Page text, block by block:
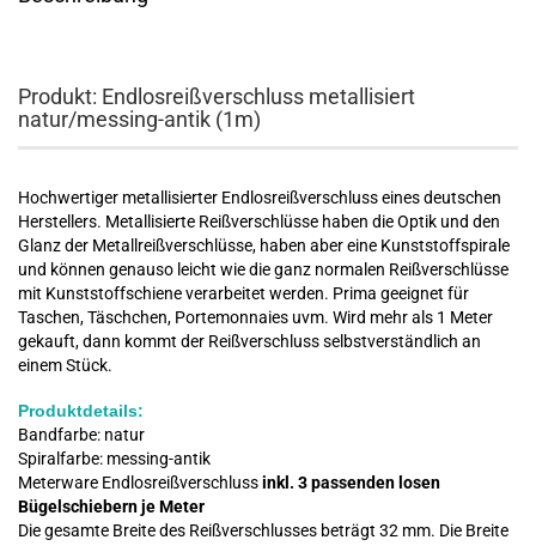
Produkt: Endlosreißverschluss metallisiert
natur/messing-antik (1m)
Hochwertiger metallisierter Endlosreißverschluss eines deutschen
Herstellers. Metallisierte Reißverschlüsse haben die Optik und den
Glanz der Metallreißverschlüsse, haben aber eine Kunststoffspirale
und können genauso leicht wie die ganz normalen Reißverschlüsse
mit Kunststoffschiene verarbeitet werden. Prima geeignet für
Taschen, Täschchen, Portemonnaies uvm. Wird mehr als 1 Meter
gekauft, dann kommt der Reißverschluss selbstverständlich an
einem Stück.
Produktdetails:
Bandfarbe: natur
Spiralfarbe: messing-antik
Meterware Endlosreißverschlussinkl. 3 passenden losen
Bügelschiebern je Meter
Die gesamte Breite des Reißverschlusses beträgt 32 mm. Die Breite